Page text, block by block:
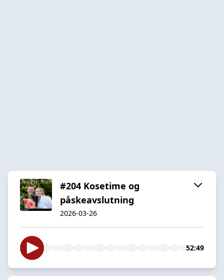
#204 Kosetime og
påskeavslutning
2026-03-26
52:49